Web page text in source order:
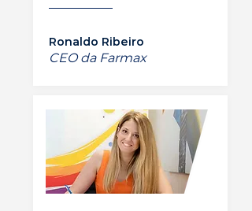
Ronaldo Ribeiro
CEO da Farmax